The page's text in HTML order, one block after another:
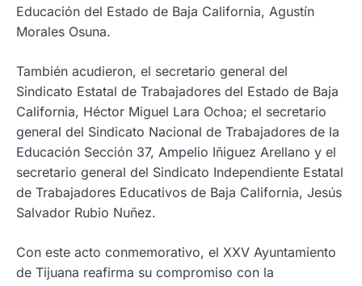
Educación del Estado de Baja California, Agustín
Morales Osuna.
También acudieron, el secretario general del
Sindicato Estatal de Trabajadores del Estado de Baja
California, Héctor Miguel Lara Ochoa; el secretario
general del Sindicato Nacional de Trabajadores de la
Educación Sección 37, Ampelio Iñiguez Arellano y el
secretario general del Sindicato Independiente Estatal
de Trabajadores Educativos de Baja California, Jesús
Salvador Rubio Nuñez.
Con este acto conmemorativo, el XXV Ayuntamiento
de Tijuana reafirma su compromiso con la